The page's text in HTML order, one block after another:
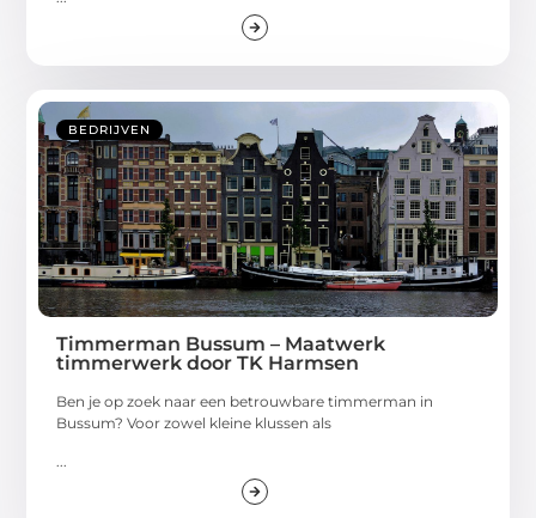
BEDRIJVEN
Timmerman Bussum – Maatwerk
timmerwerk door TK Harmsen
Ben je op zoek naar een betrouwbare timmerman in
Bussum? Voor zowel kleine klussen als
...